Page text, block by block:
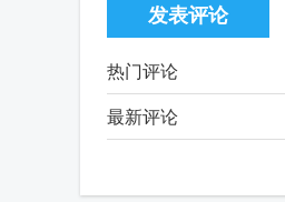
热门评论
最新评论